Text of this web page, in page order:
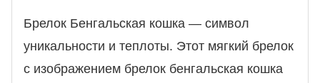
Брелок Бенгальская кошка — символ
уникальности и теплоты. Этот мягкий брелок
с изображением брелок бенгальская кошка